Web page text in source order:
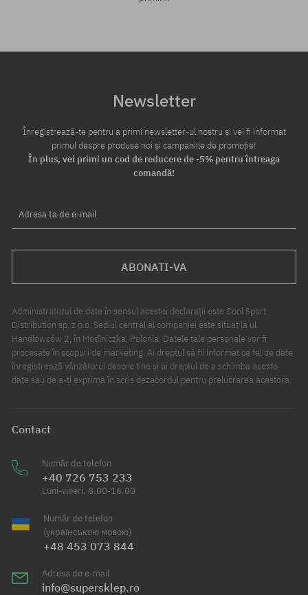
Newsletter
Înregistrează-te pentru a primi newsletter-ul nostru și vei fi informat
primul despre produse noi și campaniile de promoție!
În plus, vei primi un cod de reducere de -5% pentru întreaga
comandă!
Adresa ta de e-mail
ABONATI-VA
Administratorul de date în sensul acestei declarații este Cool Sport
Distribution sp. z o.o. Sediul central al companiei este situat la ul.
Handlowców 2, în Modlniczka, Polonia. Datele tale personale vor fi
procesate în scopuri de marketing. Ai dreptul să fii informat ce fel de date
înregistrează vânzătorul despre tine și ai dreptul de a schimba aceste
date sau de a-ți exprima în scris dezacordul pentru prelucrarea acestora.
Contact
Număr de telefon
+40 726 753 233
Luni-vineri, 8.00-16.00
Număr de telefon
(українською мовою)
+48 453 073 844
Adresa de e-mail
info@supersklep.ro